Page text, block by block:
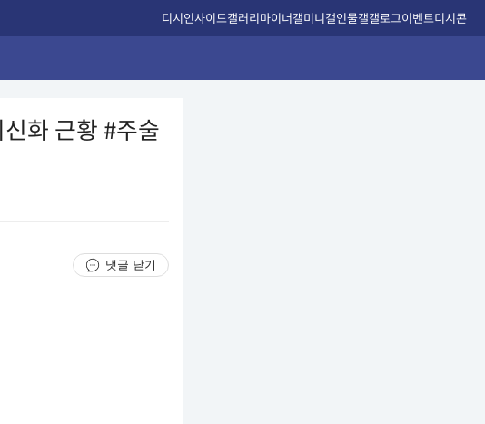
디시인사이드갤러리마이너갤미니갤인물갤갤로그이벤트디시콘
화 근황 #주술
댓글 닫기